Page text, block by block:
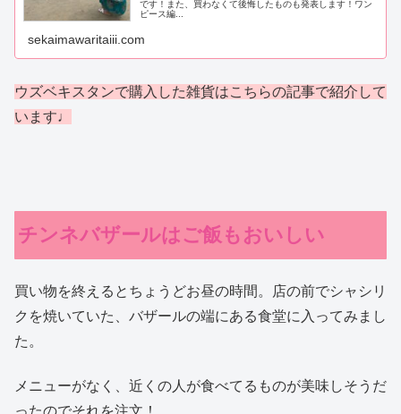
です！また、買わなくて後悔したものも発表します！ワン
ピース編...
sekaimawaritaiii.com
ウズベキスタンで購入した雑貨はこちらの記事で紹介して
います♩
チンネバザールはご飯もおいしい
買い物を終えるとちょうどお昼の時間。店の前でシャシリ
クを焼いていた、バザールの端にある食堂に入ってみまし
た。
メニューがなく、近くの人が食べてるものが美味しそうだ